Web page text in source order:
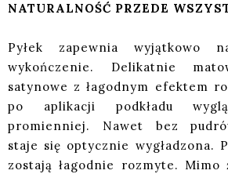
NATURALNOŚĆ PRZEDE
Pyłek zapewnia wyjątkowo
wykończenie. Delikatnie
satynowe z łagodnym efektem
po aplikacji podkładu
promienniej. Nawet bez
staje się optycznie wygładzona.
zostają łagodnie rozmyte. Mimo